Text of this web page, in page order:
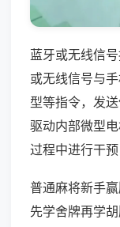
蓝牙或无线信
或无线信号与
型等指令，发
驱动内部微型
过程中进行干预
普通麻将新手
先学舍牌再学